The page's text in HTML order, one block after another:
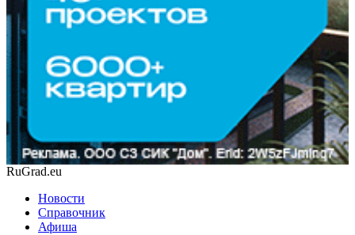
RuGrad.eu
Новости
Справочник
Афиша